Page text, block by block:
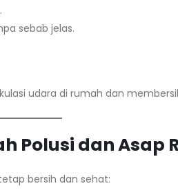
sebab jelas.
udara di rumah dan
Polusi dan Asap
bersih dan sehat: